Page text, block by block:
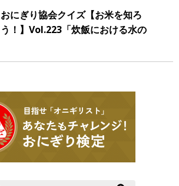
おにぎり協会クイズ【お米を知ろ
う！】Vol.223「炊飯における水の